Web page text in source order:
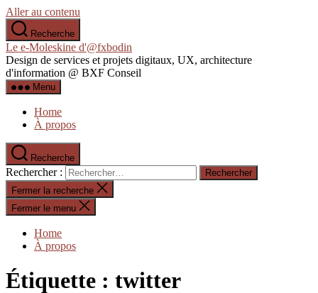
Aller au contenu
Recherche
Le e-Moleskine d'@fxbodin
Design de services et projets digitaux, UX, architecture
d'information @ BXF Conseil
Menu
Home
À propos
Recherche
Rechercher :
Fermer la recherche
Fermer le menu
Home
À propos
Étiquette : twitter